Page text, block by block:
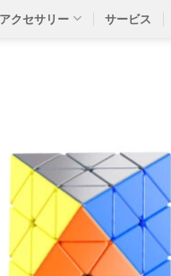
アクセサリー サービス